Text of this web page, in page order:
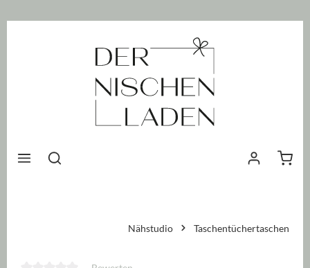
Nähstudio Taschentüchertaschen